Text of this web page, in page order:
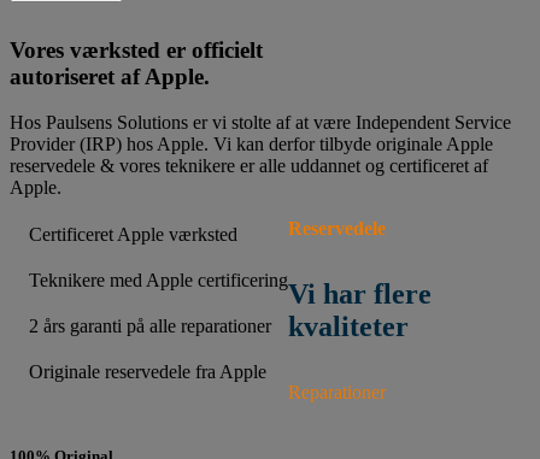
Vores værksted er officielt
autoriseret af Apple.
Hos Paulsens Solutions er vi stolte af at være Independent Service
Provider (IRP) hos Apple. Vi kan derfor tilbyde originale Apple
reservedele & vores teknikere er alle uddannet og certificeret af
Apple.
Certificeret Apple værksted
Teknikere med Apple certificering
2 års garanti på alle reparationer
Originale reservedele fra Apple
Reservedele
Vi har flere
kvaliteter
Reparationer